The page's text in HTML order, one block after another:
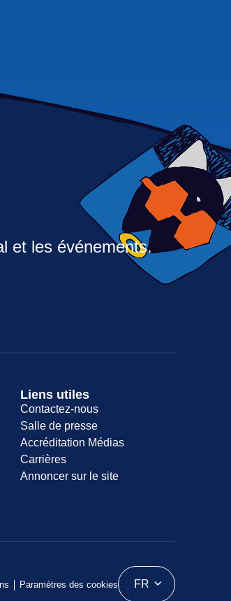
et les événements.
Liens utiles
Contactez-nous
Salle de presse
Accréditation Médias
Carrières
Annoncer sur le site
Paramètres des cookies FR